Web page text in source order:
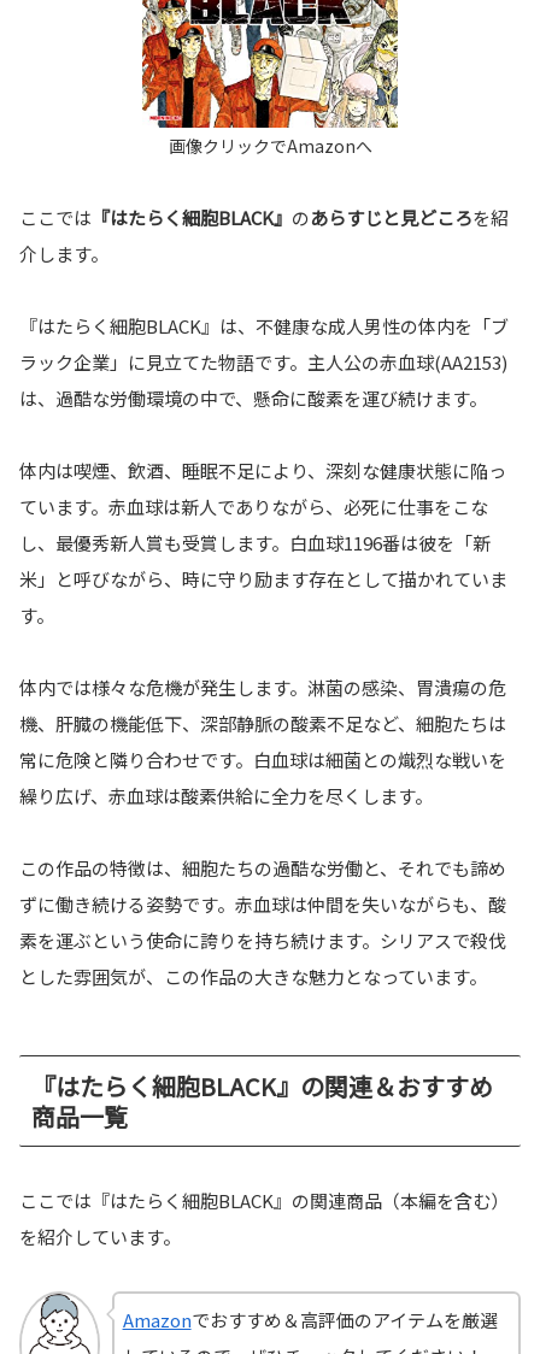
ここでは 『はたらく細胞BLACK』 のあらすじと見どころを紹
介します。
『はたらく細胞BLACK』は、不健康な成人男性の体内を「ブ
ラック企業」に見立てた物語です。主人公の赤血球(AA2153)
は、過酷な労働環境の中で、懸命に酸素を運び続けます。
体内は喫煙、飲酒、睡眠不足により、深刻な健康状態に陥っ
ています。赤血球は新人でありながら、必死に仕事をこな
し、最優秀新人賞も受賞します。白血球1196番は彼を「新
米」と呼びながら、時に守り励ます存在として描かれていま
す。
体内では様々な危機が発生します。淋菌の感染、胃潰瘍の危
機、肝臓の機能低下、深部静脈の酸素不足など、細胞たちは
常に危険と隣り合わせです。白血球は細菌との熾烈な戦いを
繰り広げ、赤血球は酸素供給に全力を尽くします。
この作品の特徴は、細胞たちの過酷な労働と、それでも諦め
ずに働き続ける姿勢です。赤血球は仲間を失いながらも、酸
素を運ぶという使命に誇りを持ち続けます。シリアスで殺伐
とした雰囲気が、この作品の大きな魅力となっています。
『はたらく細胞BLACK』の関連＆おすすめ
商品一覧
ここでは『はたらく細胞BLACK』の関連商品（本編を含む）
を紹介しています。
Amazonでおすすめ＆高評価のアイテムを厳選